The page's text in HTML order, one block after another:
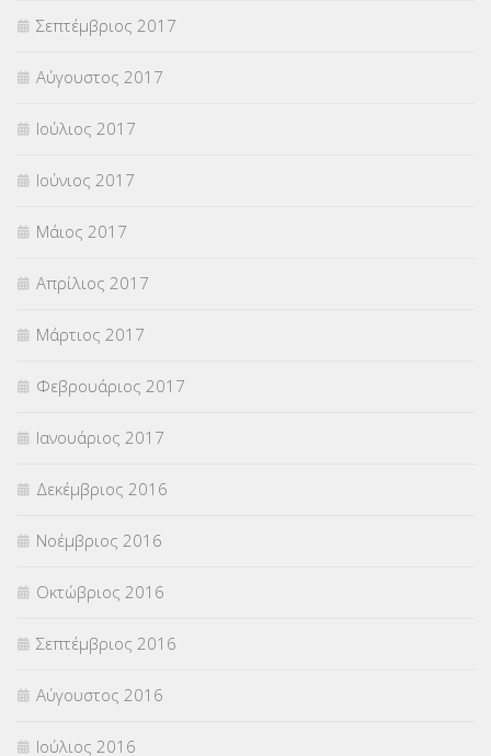
Σεπτέμβριος 2017
Αύγουστος 2017
Ιούλιος 2017
Ιούνιος 2017
Μάιος 2017
Απρίλιος 2017
Μάρτιος 2017
Φεβρουάριος 2017
Ιανουάριος 2017
Δεκέμβριος 2016
Νοέμβριος 2016
Οκτώβριος 2016
Σεπτέμβριος 2016
Αύγουστος 2016
Ιούλιος 2016